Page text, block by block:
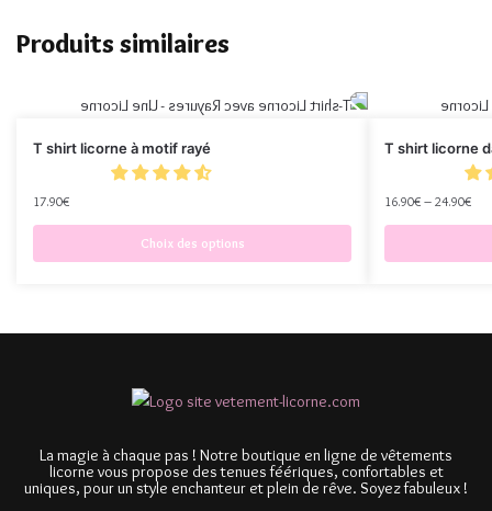
Produits similaires
T shirt licorne à motif rayé
17.90€
Choix des options
T shirt licorne
16.90€ – 24.90€
La magie à chaque pas ! Notre boutique en ligne de vêtements
licorne vous propose des tenues féériques, confortables et
uniques, pour un style enchanteur et plein de rêve. Soyez fabuleux !